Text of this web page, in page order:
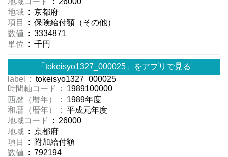
地域 : 京都府
項目
: 保険給付額（その他）
数値 : 3334871
単位 : 千円
「tokeisyo1327_000025」をアプリで見る
label
: tokeisyo1327_000025
時間軸コード
: 1989100000
西暦（暦年）
: 1989年度
和暦（暦年）
: 平成元年度
地域コード
: 26000
地域 : 京都府
項目
: 附加給付額
数値 : 792194